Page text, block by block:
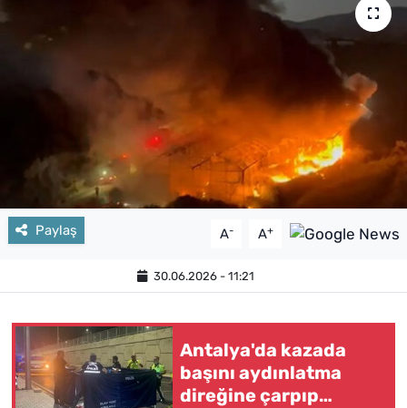
Paylaş A- A+
30.06.2026 - 11:21
Antalya'da kazada
başını aydınlatma
direğine çarpıp